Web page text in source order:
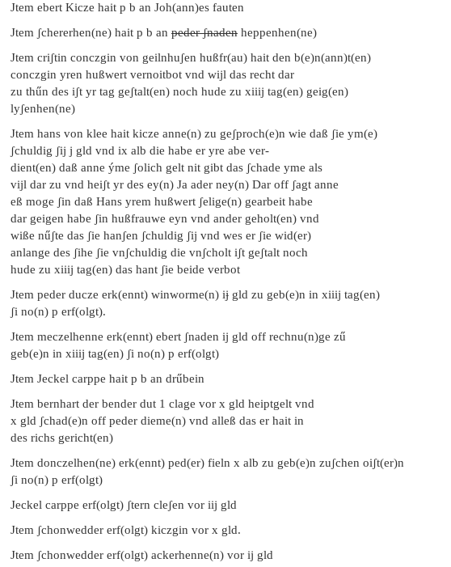
Jtem ebert Kicze hait p b an Joh(ann)es fauten
Jtem ʃchererhen(ne) hait p b an peder ʃnaden heppenhen(ne)
Jtem criʃtin conczgin von geilnhuʃen hußfr(au) hait den b(e)n(ann)t(en)
conczgin yren hußwert vernoitbot vnd wijl das recht dar
zu thűn des iʃt yr tag geʃtalt(en) noch hude zu xiiij tag(en) geig(en)
lyʃenhen(ne)
Jtem hans von klee hait kicze anne(n) zu geʃproch(e)n wie daß ʃie ym(e)
ʃchuldig ʃij j gld vnd ix alb die habe er yre abe ver-
dient(en) daß anne ýme ʃolich gelt nit gibt das ʃchade yme als
vijl dar zu vnd heiʃt yr des ey(n) Ja ader ney(n) Dar off ʃagt anne
eß moge ʃin daß Hans yrem hußwert ʃelige(n) gearbeit habe
dar geigen habe ʃin hußfrauwe eyn vnd ander geholt(en) vnd
wiße nűʃte das ʃie hanʃen ʃchuldig ʃij vnd wes er ʃie wid(er)
anlange des ʃihe ʃie vnʃchuldig die vnʃcholt iʃt geʃtalt noch
hude zu xiiij tag(en) das hant ʃie beide verbot
Jtem peder ducze erk(ennt) winworme(n) iɉ gld zu geb(e)n in xiiij tag(en)
ʃi no(n) p erf(olgt).
Jtem meczelhenne erk(ennt) ebert ʃnaden ij gld off rechnu(n)ge zű
geb(e)n in xiiij tag(en) ʃi no(n) p erf(olgt)
Jtem Jeckel carppe hait p b an drűbein
Jtem bernhart der bender dut 1 clage vor x gld heiptgelt vnd
x gld ʃchad(e)n off peder dieme(n) vnd alleß das er hait in
des richs gericht(en)
Jtem donczelhen(ne) erk(ennt) ped(er) fieln x alb zu geb(e)n zuʃchen oiʃt(er)n
ʃi no(n) p erf(olgt)
Jeckel carppe erf(olgt) ʃtern cleʃen vor iij gld
Jtem ʃchonwedder erf(olgt) kiczgin vor x gld.
Jtem ʃchonwedder erf(olgt) ackerhenne(n) vor ij gld